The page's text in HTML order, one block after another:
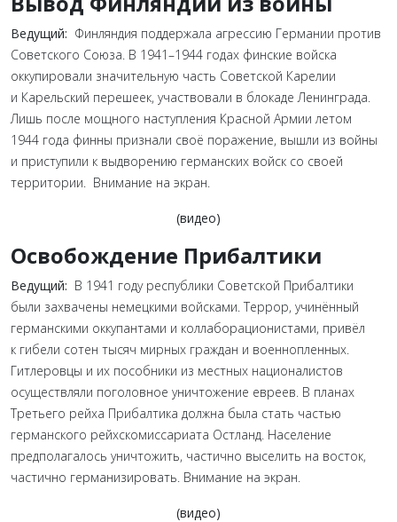
Ведущий: Финляндия поддержала агрессию Германии против
Советского Союза. В 1941–1944 годах финские войска
оккупировали значительную часть Советской Карелии
и Карельский перешеек, участвовали в блокаде Ленинграда.
Лишь после мощного наступления Красной Армии летом
1944 года финны признали своё поражение, вышли из войны
и приступили к выдворению германских войск со своей
территории. Внимание на экран.
(видео)
Освобождение Прибалтики
Ведущий: В 1941 году республики Советской Прибалтики
были захвачены немецкими войсками. Террор, учинённый
германскими оккупантами и коллаборационистами, привёл
к гибели сотен тысяч мирных граждан и военнопленных.
Гитлеровцы и их пособники из местных националистов
осуществляли поголовное уничтожение евреев. В планах
Третьего рейха Прибалтика должна была стать частью
германского рейхскомиссариата Остланд. Население
предполагалось уничтожить, частично выселить на восток,
частично германизировать. Внимание на экран.
(видео)